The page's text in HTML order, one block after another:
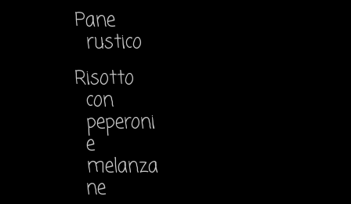
Pane
rustico
Risotto
con
peperoni
e
melanza
ne